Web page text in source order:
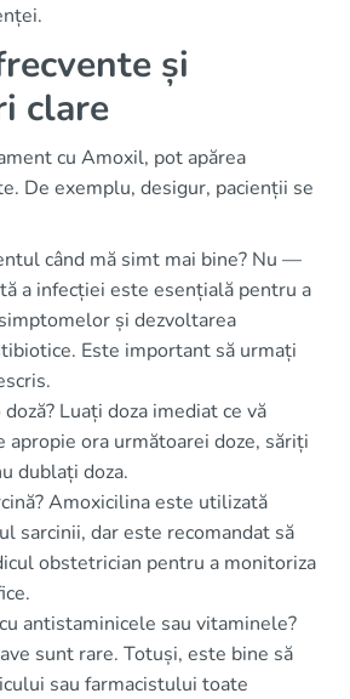
și
clare
cu Amoxil, pot apărea
De exemplu, desigur, pacienții se
când mă simt mai bine? Nu —
a infecției este esențială pentru a
și dezvoltarea
Este important să urmați
doză? Luați doza imediat ce vă
apropie ora următoarei doze, săriți
dublați doza.
Amoxicilina este utilizată
sarcinii, dar este recomandat să
obstetrician pentru a monitoriza
antistaminicele sau vitaminele?
sunt rare. Totuși, este bine să
sau farmacistului toate